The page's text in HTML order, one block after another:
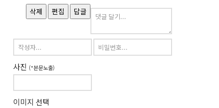
삭제 편집 답글
사진 (*본문노출)
이미지 선택